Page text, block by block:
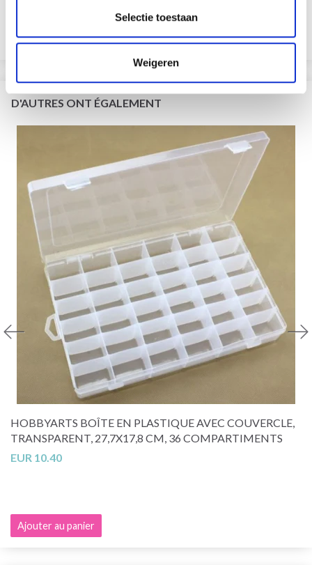
Selectie toestaan
Weigeren
L'offre expire le 31/08/2026
Voir toutes les options
D'AUTRES ONT ÉGALEMENT
HOBBYARTS BOÎTE EN PLASTIQUE AVEC COUVERCLE,
TRANSPARENT, 27,7X17,8 CM, 36 COMPARTIMENTS
EUR 10.40
Ajouter au panier